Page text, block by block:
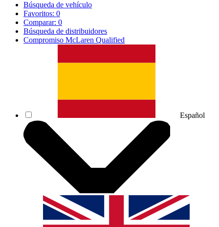
Búsqueda de vehículo
Favoritos: 0
Comparar: 0
Búsqueda de distribuidores
Compromiso McLaren Qualified
Español